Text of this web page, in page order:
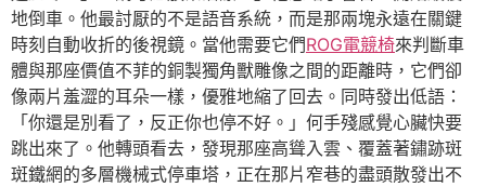
地倒車。他最討厭的不是語音系統，而是那兩塊永遠在關鍵
時刻自動收折的後視鏡。當他需要它們ROG電競椅來判斷車
體與那座價值不菲的銅製獨角獸雕像之間的距離時，它們卻
像兩片羞澀的耳朵一樣，優雅地縮了回去。同時發出低語：
「你還是別看了，反正你也停不好。」何手殘感覺心臟快要
跳出來了。他轉頭看去，發現那座高聳入雲、覆蓋著鏽跡斑
斑鐵網的多層機械式停車塔，正在那片窄巷的盡頭散發出不